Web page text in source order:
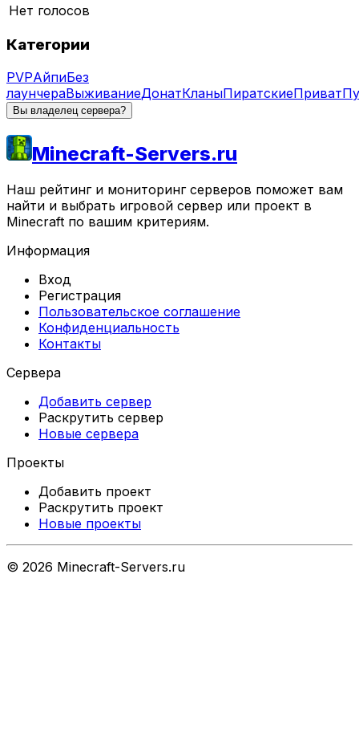
Нет голосов
Категории
PVPАйпиБез
лаунчераВыживаниеДонатКланыПиратскиеПриват
Вы владелец сервера?
Minecraft-Servers.ru
Наш рейтинг и мониторинг серверов поможет вам
найти и выбрать игровой сервер или проект в
Minecraft по вашим критериям.
Информация
Вход
Регистрация
Пользовательское соглашение
Конфиденциальность
Контакты
Сервера
Добавить сервер
Раскрутить сервер
Новые сервера
Проекты
Добавить проект
Раскрутить проект
Новые проекты
© 2026 Minecraft-Servers.ru